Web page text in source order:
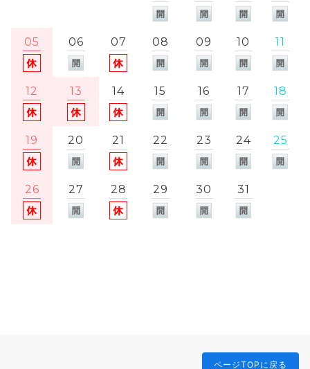
05 06 07 08 09 10 11
12 13 14 15 16 17 18
19 20 21 22 23 24 25
26 27 28 29 30 31
ページTOPに戻る